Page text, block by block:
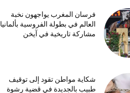
فرسان المغرب يواجهون نخبة
العالم في بطولة الفروسية بألمانيا..
مشاركة تاريخية في آيخن
شكاية مواطن تقود إلى توقيف
طبيب بالجديدة في قضية رشوة